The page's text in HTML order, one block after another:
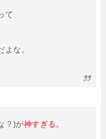
て
よな。
？)が神すぎる。